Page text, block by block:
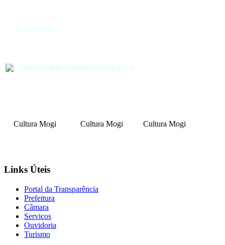
11 4798-6900
culturamogi@mogidascruzes.sp.gov.br
Cultura Mogi Cultura Mogi Cultura Mogi
Links Úteis
Portal da Transparência
Prefeitura
Câmara
Serviços
Ouvidoria
Turismo